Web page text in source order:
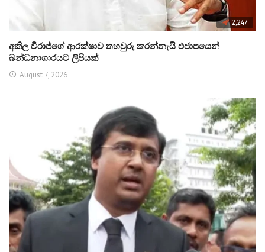
2,247
අකිල විරාජ්ගේ ආරක්ෂාව තහවුරු කරන්නැයි එජාපයෙන්
බන්ධනාගාරයට ලිපියක්
August 7, 2026